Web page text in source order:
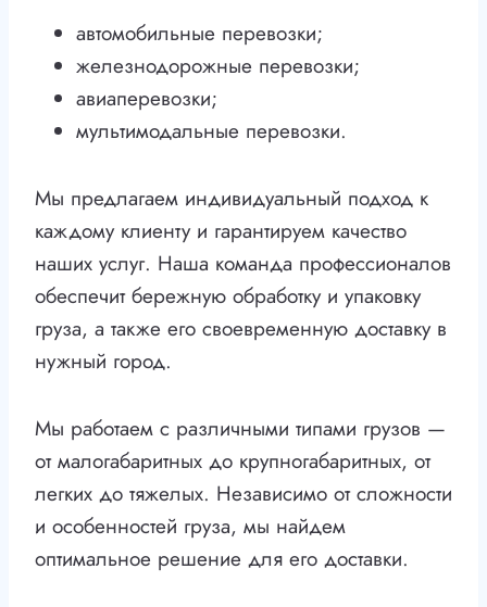
автомобильные перевозки;
железнодорожные перевозки;
авиаперевозки;
мультимодальные перевозки.
Мы предлагаем индивидуальный подход к
каждому клиенту и гарантируем качество
наших услуг. Наша команда профессионалов
обеспечит бережную обработку и упаковку
груза, а также его своевременную доставку в
нужный город.
Мы работаем с различными типами грузов —
от малогабаритных до крупногабаритных, от
легких до тяжелых. Независимо от сложности
и особенностей груза, мы найдем
оптимальное решение для его доставки.